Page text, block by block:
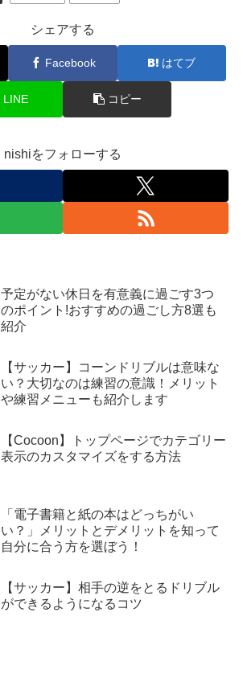
シェアする
Facebook はてブ
LINE コピー
nishiをフォローする
予定がない休日を有意義に過ごす3つ
のポイント!おすすめの過ごし方8選も
紹介
【サッカー】コーンドリブルは意味な
い？大切なのは練習の意識！メリット
や練習メニューも紹介します
【Cocoon】トップページでカテゴリー
表示のカスタマイズをする方法
「電子書籍と紙の本はどっちがい
い？」メリットとデメリットを知って
自分に合う方を選ぼう！
【サッカー】相手の逆をとるドリブル
ができるようになるコツ